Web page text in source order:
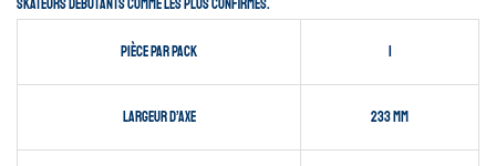
skateurs débutants comme les plus confirmés.
Pièce par pack
Largeur d’axe 233 mm